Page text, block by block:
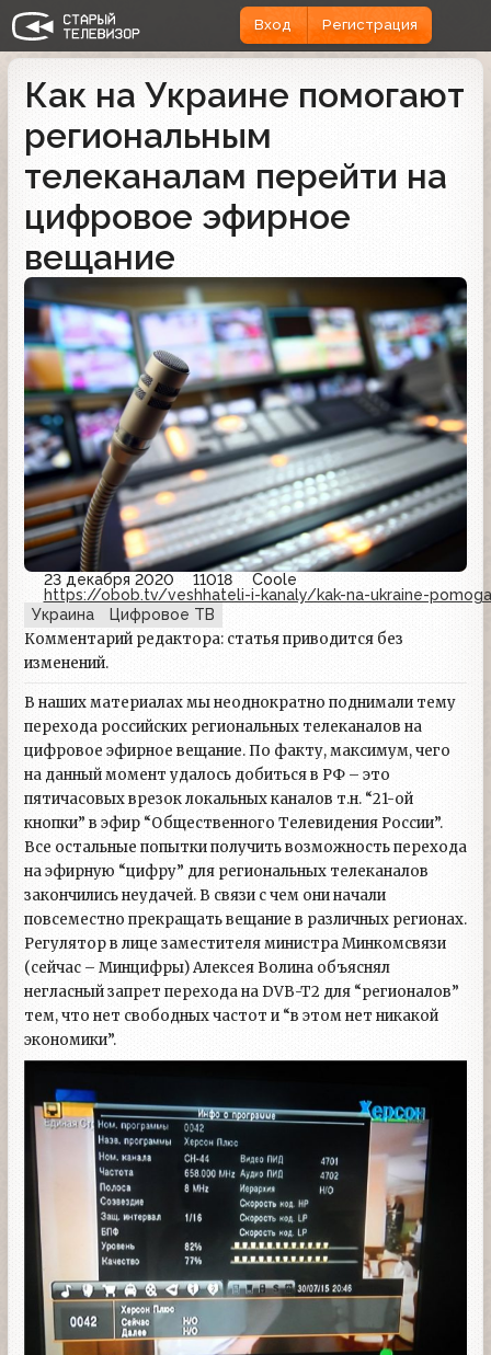
Вход Регистрация
Как на Украине помогают
региональным
телеканалам перейти на
цифровое эфирное
вещание
23 декабря 2020 11018
Coole
https://obob.tv/veshhateli-i-kanaly/kak-na-ukraine-
Украина
Цифровое ТВ
Комментарий редактора: статья приводится без
изменений.
В наших материалах мы неоднократно поднимали тему
перехода российских региональных телеканалов на
цифровое эфирное вещание. По факту, максимум, чего
на данный момент удалось добиться в РФ – это
пятичасовых врезок локальных каналов т.н. “21-ой
кнопки” в эфир “Общественного Телевидения России”.
Все остальные попытки получить возможность перехода
на эфирную “цифру” для региональных телеканалов
закончились неудачей. В связи с чем они начали
повсеместно прекращать вещание в различных регионах.
Регулятор в лице заместителя министра Минкомсвязи
(сейчас – Минцифры) Алексея Волина объяснял
негласный запрет перехода на DVB-T2 для “регионалов”
тем, что нет свободных частот и “в этом нет никакой
экономики”.